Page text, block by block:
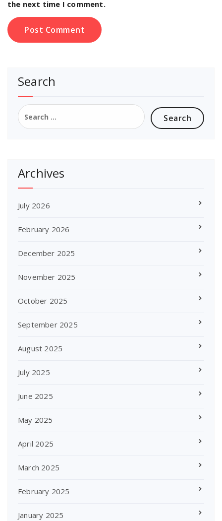
the next time I comment.
Search
Search
for:
Archives
July 2026
February 2026
December 2025
November 2025
October 2025
September 2025
August 2025
July 2025
June 2025
May 2025
April 2025
March 2025
February 2025
January 2025